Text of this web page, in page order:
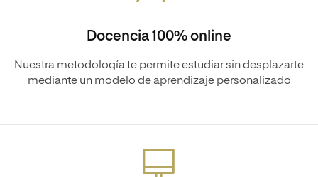
Docencia 100% online
Nuestra metodología te permite estudiar sin desplazarte
mediante un modelo de aprendizaje personalizado